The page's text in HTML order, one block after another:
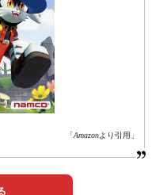
「Amazonより引用」